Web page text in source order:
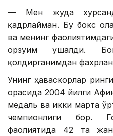
— Мен жуда
қадрлайман. Бу бокс
ва менинг
орзуим ушалди.
қолдирганимдан
Унинг ҳаваскорлар
орасида 2004 йилги
медаль ва икки марта
чемпионлиги бор.
фаолиятида 42 та